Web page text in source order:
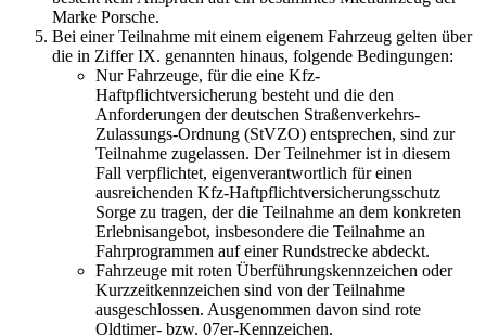
Marke Porsche.
Bei einer Teilnahme mit einem eigenem Fahrzeug gelten über
die in Ziffer IX. genannten hinaus, folgende Bedingungen:
Nur Fahrzeuge, für die eine Kfz-
Haftpflichtversicherung besteht und die den
Anforderungen der deutschen Straßenverkehrs-
Zulassungs-Ordnung (StVZO) entsprechen, sind zur
Teilnahme zugelassen. Der Teilnehmer ist in diesem
Fall verpflichtet, eigenverantwortlich für einen
ausreichenden Kfz-Haftpflichtversicherungsschutz
Sorge zu tragen, der die Teilnahme an dem konkreten
Erlebnisangebot, insbesondere die Teilnahme an
Fahrprogrammen auf einer Rundstrecke abdeckt.
Fahrzeuge mit roten Überführungskennzeichen oder
Kurzzeitkennzeichen sind von der Teilnahme
ausgeschlossen. Ausgenommen davon sind rote
Oldtimer- bzw. 07er-Kennzeichen.